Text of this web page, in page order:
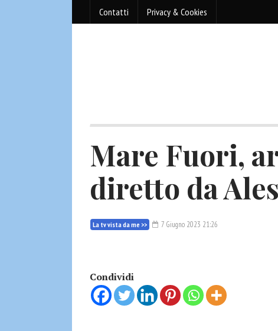
Contatti Privacy & Cookies
Mare Fuori,
diretto da
La tv vista da me >> 7 Giugno 2023 21:26
Condividi